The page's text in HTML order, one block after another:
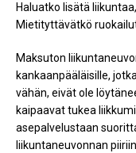
Haluatko lisätä
Mietityttävätkö
Maksuton
kankaanpääläisille,
vähän, eivät ole
kaipaavat tukea
asepalvelustaan
liikuntaneuvonnan piiriin.